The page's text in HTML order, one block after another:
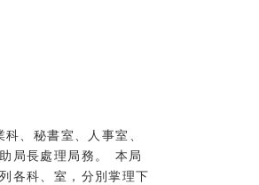
、秘書室、人事室、
局長處理局務。 本局
各科、室，分別掌理下